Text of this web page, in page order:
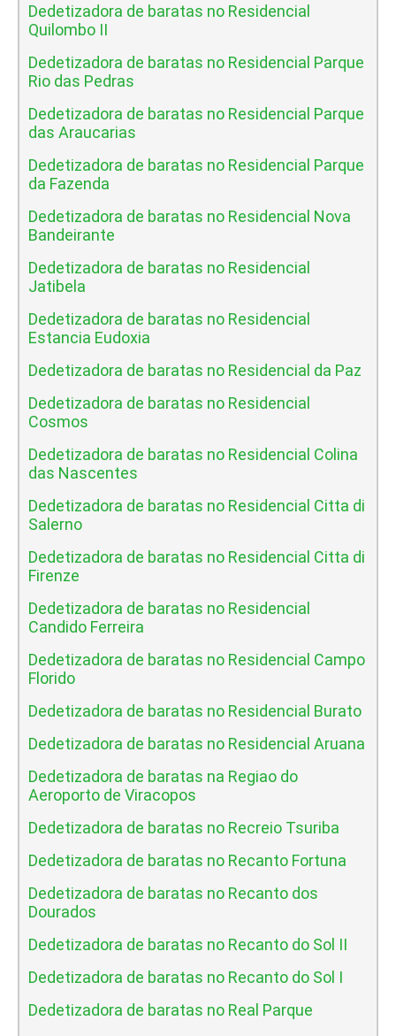
Dedetizadora de baratas no Residencial
Quilombo II
Dedetizadora de baratas no Residencial Parque
Rio das Pedras
Dedetizadora de baratas no Residencial Parque
das Araucarias
Dedetizadora de baratas no Residencial Parque
da Fazenda
Dedetizadora de baratas no Residencial Nova
Bandeirante
Dedetizadora de baratas no Residencial
Jatibela
Dedetizadora de baratas no Residencial
Estancia Eudoxia
Dedetizadora de baratas no Residencial da Paz
Dedetizadora de baratas no Residencial
Cosmos
Dedetizadora de baratas no Residencial Colina
das Nascentes
Dedetizadora de baratas no Residencial Citta di
Salerno
Dedetizadora de baratas no Residencial Citta di
Firenze
Dedetizadora de baratas no Residencial
Candido Ferreira
Dedetizadora de baratas no Residencial Campo
Florido
Dedetizadora de baratas no Residencial Burato
Dedetizadora de baratas no Residencial Aruana
Dedetizadora de baratas na Regiao do
Aeroporto de Viracopos
Dedetizadora de baratas no Recreio Tsuriba
Dedetizadora de baratas no Recanto Fortuna
Dedetizadora de baratas no Recanto dos
Dourados
Dedetizadora de baratas no Recanto do Sol II
Dedetizadora de baratas no Recanto do Sol I
Dedetizadora de baratas no Real Parque